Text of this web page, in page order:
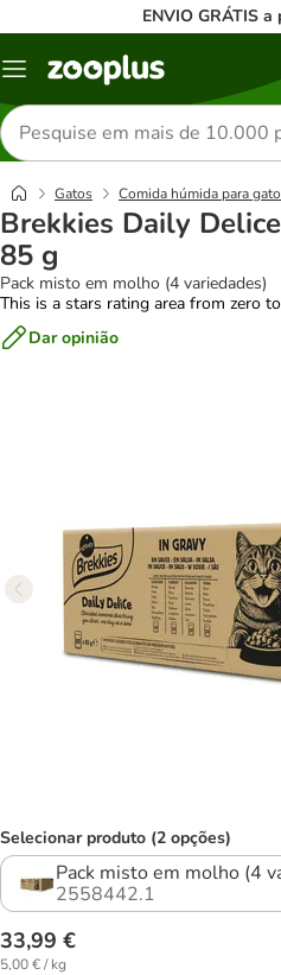
ENVIO GRÁTIS
Menu
Pesquisar
produtos
Gatos Comida húmida para
Brekkies Daily
85 g
Pack misto em molho (4 variedades)
This is a stars rating area from zero
Dar opinião
Selecionar produto (2 opções)
Pack misto em molho (4
2558442.1
33,99 €
5,00 € / kg